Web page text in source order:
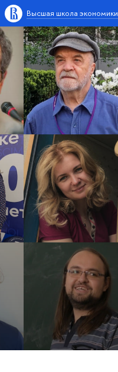
Высшая школа экономики